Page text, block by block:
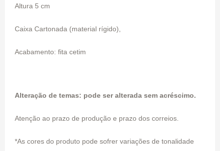
Altura 5 cm
Caixa Cartonada (material rígido),
Acabamento: fita cetim
Alteração de temas: pode ser alterada sem acréscimo.
Atenção ao prazo de produção e prazo dos correios.
*As cores do produto pode sofrer variações de tonalidade